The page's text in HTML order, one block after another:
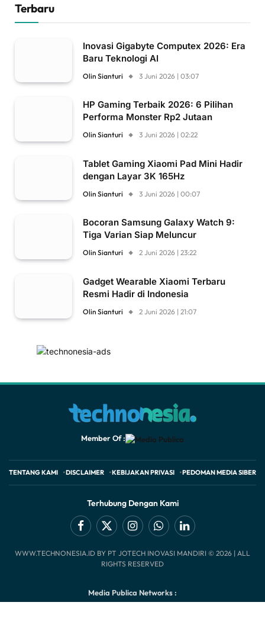
Terbaru
Inovasi Gigabyte Computex 2026: Era
Baru Teknologi AI
Olin Sianturi 3 Juni 2026 | 03:07
HP Gaming Terbaik 2026: 6 Pilihan
Performa Monster Rp2 Jutaan
Olin Sianturi 3 Juni 2026 | 02:22
Tablet Gaming Xiaomi Pad Mini Hadir
dengan Layar 3K 165Hz
Olin Sianturi 3 Juni 2026 | 00:07
Bocoran Samsung Galaxy Watch 9:
Tiga Varian Siap Meluncur
Olin Sianturi 2 Juni 2026 | 23:22
Gadget Wearable Xiaomi Terbaru
Resmi Hadir di Indonesia
Olin Sianturi 2 Juni 2026 | 21:07
Member Of :
TENTANG KAMI DISCLAIMER KEBIJAKAN PRIVASI PEDOMAN MEDIA SIBER
Terhubung Dengan Kami
Facebook
X
(Twitter)
InstagramWhatsAppLinkedIn
WWW.TECHNONESIA.ID BY PT JOTECH INOVASI MANDIRI © 2026 | ALL
RIGHTS RESERVED
Media Publica Networks :